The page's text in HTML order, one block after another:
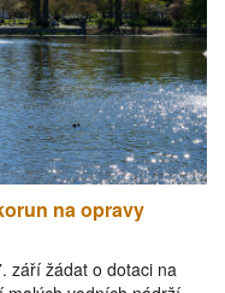
na opravy
září žádat o dotaci na